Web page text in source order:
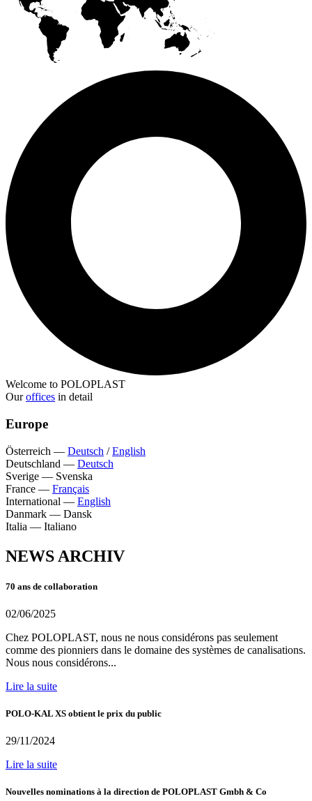
Welcome to POLOPLAST
Ouroffices in detail
Europe
Österreich — Deutsch /English
Deutschland — Deutsch
Sverige — Svenska
France — Français
International — English
Danmark — Dansk
Italia — Italiano
NEWS ARCHIV
70 ans de collaboration
02/06/2025
Chez POLOPLAST, nous ne nous considérons pas seulement
comme des pionniers dans le domaine des systèmes de canalisations.
Nous nous considérons...
Lire la suite
POLO-KAL XS obtient le prix du public
29/11/2024
Lire la suite
Nouvelles nominations à la direction de POLOPLAST Gmbh & Co